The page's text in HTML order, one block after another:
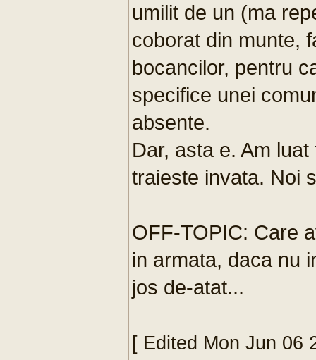
umilit de un (ma
coborat din munte,
bocancilor, pentru
specifice unei
absente.
Dar, asta e. Am
traieste invata. Noi
OFF-TOPIC: Care
in armata, daca nu
jos de-atat...
[ Edited Mon Jun 06